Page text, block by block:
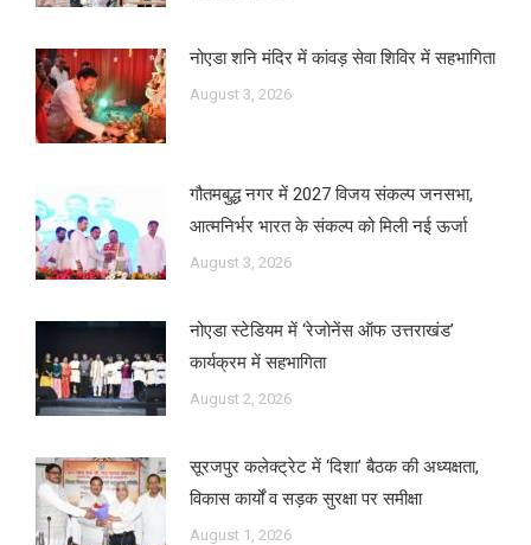
नोएडा शनि मंदिर में कांवड़ सेवा शिविर में सहभागिता
August 3, 2026
गौतमबुद्ध नगर में 2027 विजय संकल्प जनसभा,
आत्मनिर्भर भारत के संकल्प को मिली नई ऊर्जा
August 3, 2026
नोएडा स्टेडियम में ‘रेजोनेंस ऑफ उत्तराखंड’
कार्यक्रम में सहभागिता
August 2, 2026
सूरजपुर कलेक्ट्रेट में ‘दिशा’ बैठक की अध्यक्षता,
विकास कार्यों व सड़क सुरक्षा पर समीक्षा
August 1, 2026